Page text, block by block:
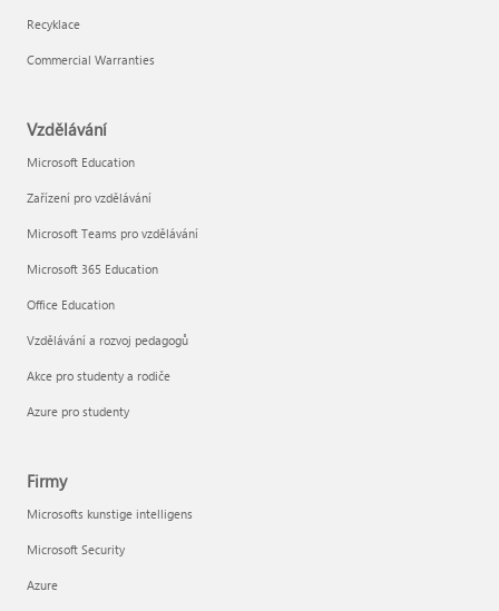
Recyklace
Commercial Warranties
Vzdělávání
Microsoft Education
Zařízení pro vzdělávání
Microsoft Teams pro vzdělávání
Microsoft 365 Education
Office Education
Vzdělávání a rozvoj pedagogů
Akce pro studenty a rodiče
Azure pro studenty
Firmy
Microsofts kunstige intelligens
Microsoft Security
Azure